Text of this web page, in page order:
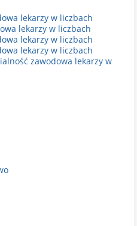
lekarzy w liczbach
lekarzy w liczbach
lekarzy w liczbach
lekarzy w liczbach
zawodowa lekarzy w